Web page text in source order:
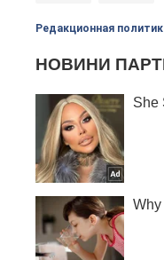
Редакционная